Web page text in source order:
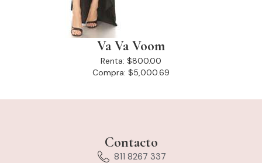
Va Va Voom
Renta: $800.00
Compra: $5,000.69
Contacto
811 8267 337